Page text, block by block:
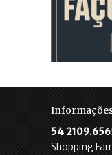
54
Shopping